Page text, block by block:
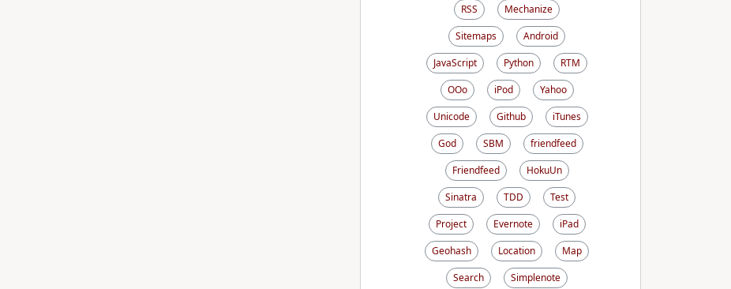
RSS
Mechanize
Sitemaps
Android
JavaScript
Python
RTM
OOo
iPod
Yahoo
Unicode
Github
iTunes
God
SBM
friendfeed
Friendfeed
HokuUn
Sinatra
TDD
Test
Project
Evernote
iPad
Geohash
Location
Map
Search
Simplenote